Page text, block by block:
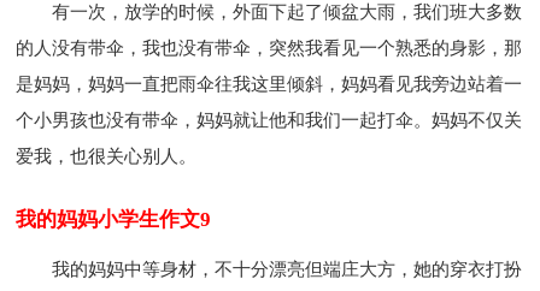
有一次，放学的时候，外面下起了倾盆大雨，我们班大多数
的人没有带伞，我也没有带伞，突然我看见一个熟悉的身影，那
是妈妈，妈妈一直把雨伞往我这里倾斜，妈妈看见我旁边站着一
个小男孩也没有带伞，妈妈就让他和我们一起打伞。妈妈不仅关
爱我，也很关心别人。
我的妈妈小学生作文9
我的妈妈中等身材，不十分漂亮但端庄大方，她的穿衣打扮